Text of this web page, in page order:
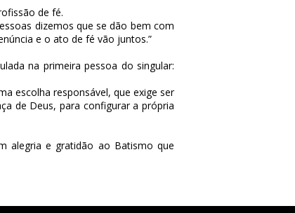
de fé.
dizemos que se dão bem com
e o ato de fé vão juntos.”
na primeira pessoa do singular:
escolha responsável, que exige ser
de Deus, para configurar a própria
alegria e gratidão ao Batismo que